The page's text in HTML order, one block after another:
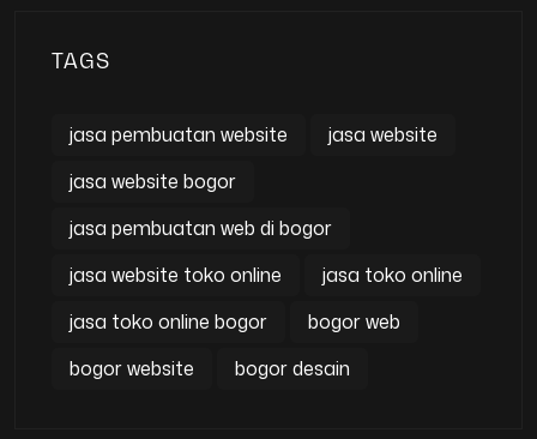
TAGS
jasa pembuatan website
jasa website
jasa website bogor
jasa pembuatan web di bogor
jasa website toko online
jasa toko online
jasa toko online bogor
bogor web
bogor website
bogor desain